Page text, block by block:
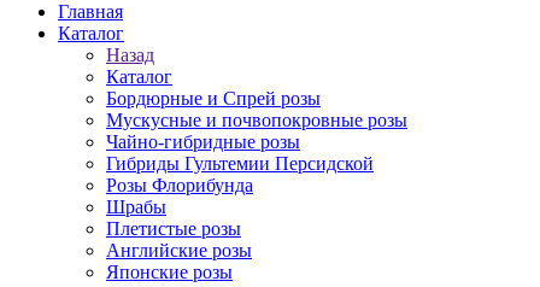
Главная
Каталог
Назад
Каталог
Бордюрные и Спрей розы
Мускусные и почвопокровные розы
Чайно-гибридные розы
Гибриды Гультемии Персидской
Розы Флорибунда
Шрабы
Плетистые розы
Английские розы
Японские розы